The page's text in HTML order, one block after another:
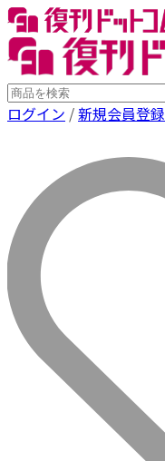
ログイン /新規会員登録